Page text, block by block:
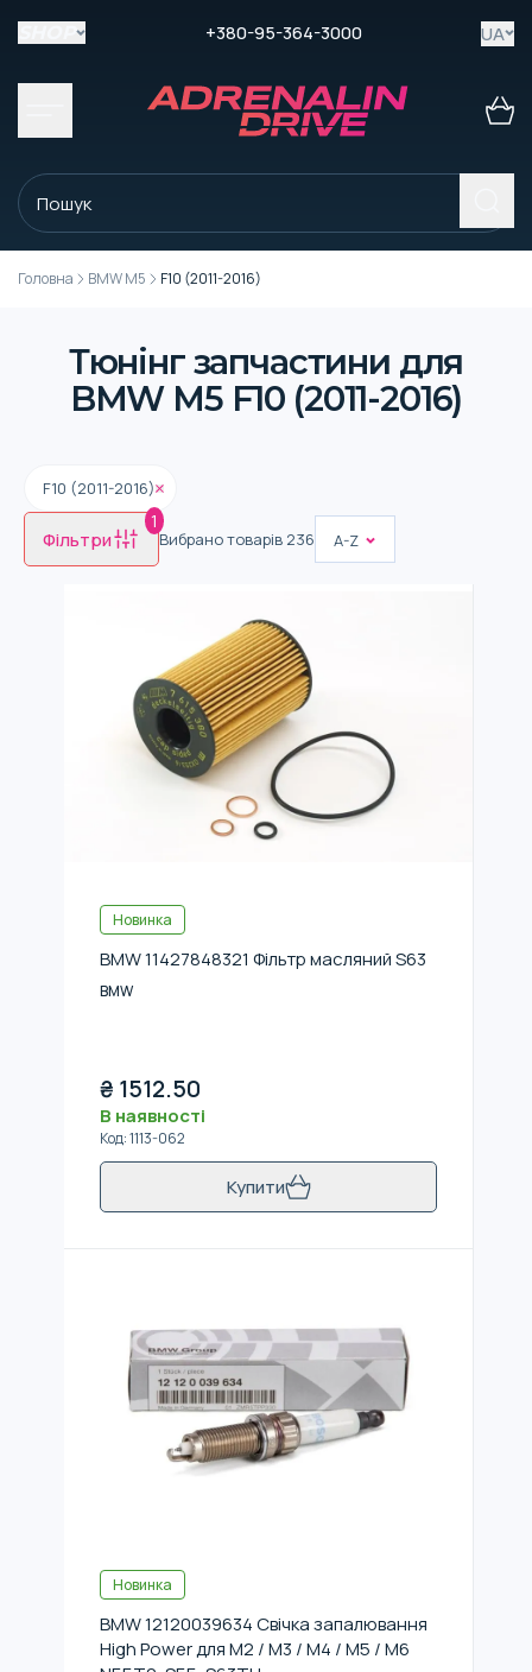
+380-95-364-3000 UA
Головна BMW M5 F10 (2011-2016)
Тюнінг запчастини для
BMW M5 F10 (2011-2016)
F10 (2011-2016)
Фільтри
1
Вибрано товарів 236 A-Z
Новинка
BMW 11427848321 Фільтр масляний S63
BMW
₴ 1512.50
В наявності
Код:1113-062
Купити
Новинка
BMW 12120039634 Свічка запалювання
High Power для M2 / M3 / M4 / M5 / M6